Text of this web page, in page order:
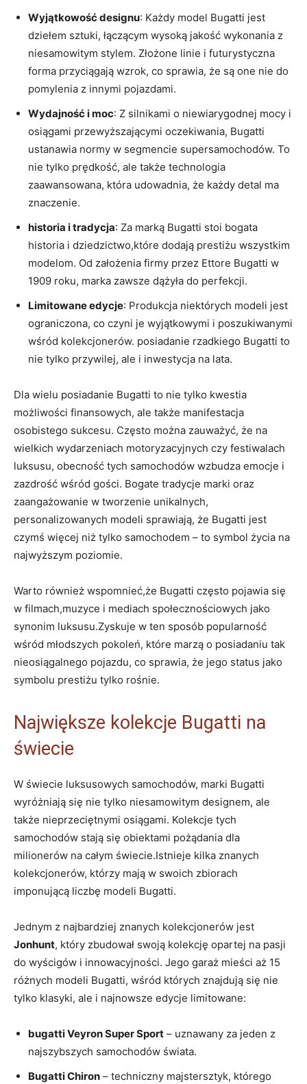
Wyjątkowość designu: Każdy model Bugatti jest⁢
dziełem sztuki, łączącym wysoką​ jakość wykonania z‍
niesamowitym stylem. Złożone linie i futurystyczna
‌forma przyciągają wzrok, co sprawia, że są one nie do
pomylenia z innymi pojazdami.
Wydajność i moc: Z silnikami o ‍niewiarygodnej mocy i
osiągami przewyższającymi oczekiwania, Bugatti
ustanawia normy w segmencie ⁤supersamochodów. To
nie tylko prędkość, ale także technologia
zaawansowana, która udowadnia, że każdy detal ma
znaczenie.
historia ⁤i tradycja: Za⁢ marką Bugatti stoi bogata
historia i dziedzictwo,które⁤ dodają prestiżu wszystkim
modelom. Od założenia ⁤firmy przez ⁢Ettore Bugatti w
1909 roku, marka zawsze dążyła do perfekcji.
Limitowane edycje: Produkcja niektórych modeli jest
ograniczona, co czyni⁤ je wyjątkowymi i poszukiwanymi
wśród kolekcjonerów. posiadanie rzadkiego Bugatti to
nie ⁢tylko przywilej, ale i inwestycja na lata.
Dla wielu posiadanie Bugatti ​to nie tylko kwestia
możliwości finansowych, ale także manifestacja
osobistego sukcesu. Często ⁢można zauważyć, że na
wielkich wydarzeniach motoryzacyjnych‍ czy festiwalach
‍luksusu, obecność tych⁣ samochodów wzbudza emocje i
zazdrość wśród gości. Bogate tradycje ‍marki oraz
zaangażowanie w tworzenie unikalnych,
personalizowanych modeli sprawiają, że Bugatti⁢ jest
czymś więcej niż tylko samochodem ⁢– to⁢ symbol życia na
najwyższym poziomie.
Warto również ‌wspomnieć,że Bugatti często pojawia się
w filmach,muzyce ⁢i mediach społecznościowych jako
‌synonim ⁤luksusu.Zyskuje w ten sposób popularność
wśród młodszych pokoleń, które marzą o posiadaniu tak⁣
nieosiągalnego pojazdu, ‌co sprawia, że jego status jako
symbolu prestiżu tylko rośnie.
Największe kolekcje Bugatti na
świecie
W świecie luksusowych samochodów,‍ marki ‍Bugatti
wyróżniają się nie tylko niesamowitym designem, ale
także nieprzeciętnymi osiągami. Kolekcje tych
samochodów stają się obiektami pożądania dla
milionerów⁢ na całym świecie.Istnieje kilka znanych
kolekcjonerów,⁣ którzy mają w swoich zbiorach
imponującą liczbę modeli Bugatti.
Jednym ‍z najbardziej znanych kolekcjonerów jest
Jonhunt, który zbudował swoją kolekcję opartej ‌na pasji
⁤do wyścigów i innowacyjności.‍ Jego garaż mieści aż 15
różnych modeli Bugatti, wśród których znajdują się nie
tylko klasyki, ale i najnowsze edycje limitowane:
bugatti Veyron Super Sport ‌– ⁢uznawany za jeden z
⁤najszybszych⁤ samochodów świata.
Bugatti ⁤Chiron – techniczny majstersztyk, którego